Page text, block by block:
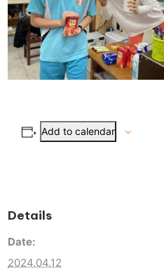
Add to calendar
Details
Date:
2024.04.12